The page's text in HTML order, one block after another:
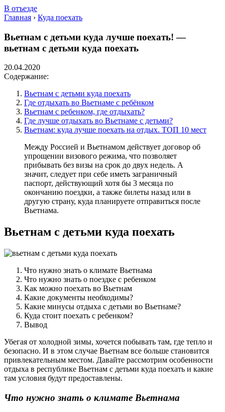
В отъезде
Главная › Куда поехать
Вьетнам с детьми куда лучше поехать! —
вьетнам с детьми куда поехать
20.04.2020
Содержание:
Вьетнам с детьми куда поехать
Где отдыхать во Вьетнаме с ребёнком
Вьетнам с ребенком, где отдыхать?
Где лучше отдыхать во Вьетнаме с детьми?
Вьетнам: куда лучше поехать на отдых. ТОП 10 мест
Между Россией и Вьетнамом действует договор об
упрощении визового режима, что позволяет
прибывать без визы на срок до двух недель. А
значит, следует при себе иметь заграничный
паспорт, действующий хотя бы 3 месяца по
окончанию поездки, а также билеты назад или в
другую страну, куда планируете отправиться после
Вьетнама.
Вьетнам с детьми куда поехать
Что нужно знать о климате Вьетнама
Что нужно знать о поездке с ребенком
Как можно поехать во Вьетнам
Какие документы необходимы?
Какие минусы отдыха с детьми во Вьетнаме?
Куда стоит поехать с ребенком?
Вывод
Убегая от холодной зимы, хочется побывать там, где тепло и
безопасно. И в этом случае Вьетнам все больше становится
привлекательным местом. Давайте рассмотрим особенности
отдыха в республике Вьетнам с детьми куда поехать и какие
там условия будут предоставлены.
Что нужно знать о климате Вьетнама